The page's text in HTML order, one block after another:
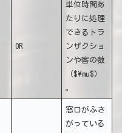
OR
単位時間あ
たりに処理
できるトラ
ンザクショ
ンや客の数
（$\mu$）
。
窓口がふさ
がっている